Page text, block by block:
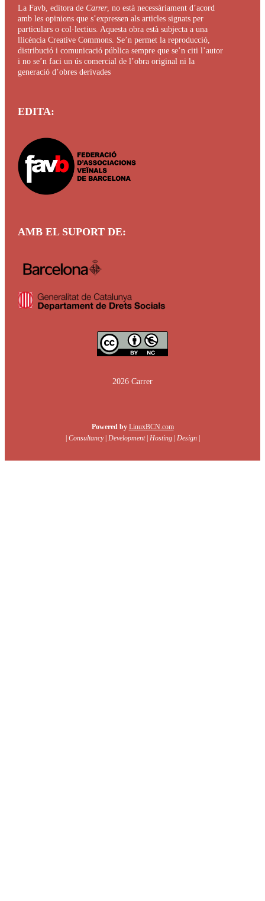
LaFavb , editora deCarrer, no està necessàriament d’acord
amb les opinions que s’expressen als articles signats per
particulars o col·lectius. Aquesta obra està subjecta a una
llicència Creative Commons. Se’n permet la reproducció,
distribució i comunicació pública sempre que se’n citi l’autor
i no se’n faci un ús comercial de l’obra original ni la
generació d’obres derivades
EDITA:
AMB EL SUPORT DE:
2026 Carrer
Powered by LinuxBCN.com
Consultancy| Development| Hosting| Design|